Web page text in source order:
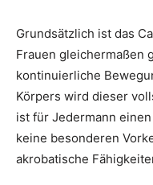
Grundsätzlich ist das
Frauen gleichermaßen
kontinuierliche
Körpers wird dieser
ist für Jedermann
keine besonderen
akrobatische